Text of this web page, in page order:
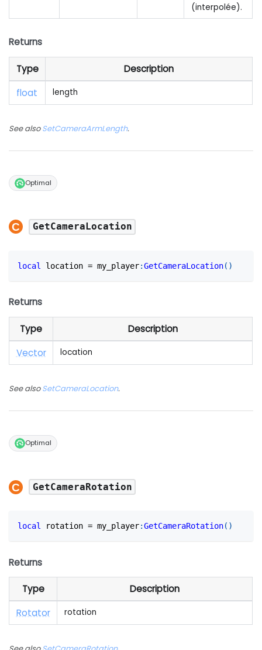
(interpolée).
Returns
Type
Description
float
length
See alsoSetCameraArmLength.
Optimal
GetCameraLocation
local location = my_player:GetCameraLocation( )
Returns
Type
Description
Vector
location
See alsoSetCameraLocation.
Optimal
GetCameraRotation
local rotation = my_player:GetCameraRotation( )
Returns
Type
Description
Rotator
rotation